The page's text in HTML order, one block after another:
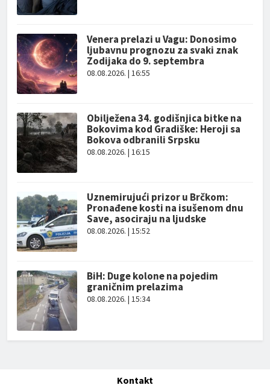
Venera prelazi u Vagu: Donosimo
ljubavnu prognozu za svaki znak
Zodijaka do 9. septembra
08.08.2026. | 16:55
Obilježena 34. godišnjica bitke na
Bokovima kod Gradiške: Heroji sa
Bokova odbranili Srpsku
08.08.2026. | 16:15
Uznemirujući prizor u Brčkom:
Pronađene kosti na isušenom dnu
Save, asociraju na ljudske
08.08.2026. | 15:52
BiH: Duge kolone na pojedim
graničnim prelazima
08.08.2026. | 15:34
Kontakt